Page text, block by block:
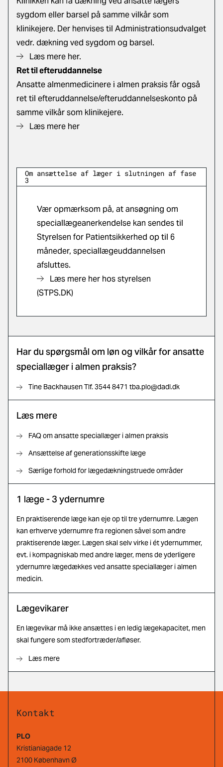
sygdom eller barsel på samme vilkår som
klinikejere. Der henvises til Administrationsudvalget
vedr. dækning ved sygdom og barsel.
Læs mere her.
Ret til efteruddannelse
Ansatte almenmedicinere i almen praksis får også
ret til efteruddannelse/efteruddannelseskonto på
samme vilkår som klinikejere.
Læs mere her
Om ansættelse af læger i slutningen af fase
3
Vær opmærksom på, at ansøgning om
speciallægeanerkendelse kan sendes til
Styrelsen for Patientsikkerhed op til 6
måneder, speciallægeuddannelsen
afsluttes.
Læs mere her hos styrelsen
(STPS.DK)
Har du spørgsmål om løn og vilkår for ansatte
speciallæger i almen praksis?
Tine Backhausen Tlf. 3544 8471 tba.plo@dadl.dk
Læs mere
FAQ om ansatte speciallæger i almen praksis
Ansættelse af generationsskifte læge
Særlige forhold for lægedækningstruede områder
1 læge - 3 ydernumre
En praktiserende læge kan eje op til tre ydernumre. Lægen
kan erhverve ydernumre fra regionen såvel som andre
praktiserende læger. Lægen skal selv virke i ét ydernummer,
evt. i kompagniskab med andre læger, mens de yderligere
ydernumre lægedækkes ved ansatte speciallæger i almen
medicin.
Lægevikarer
En lægevikar må ikke ansættes i en ledig lægekapacitet, men
skal fungere som stedfortræder/afløser.
Læs mere
Kontakt
PLO
Kristianiagade 12
2100 København Ø